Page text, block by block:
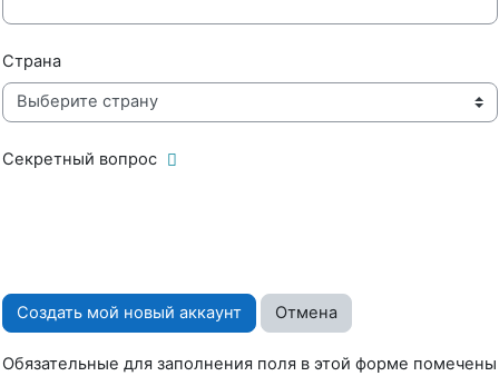
Страна
Секретный вопрос
Обязательные для заполнения поля в этой форме помечены